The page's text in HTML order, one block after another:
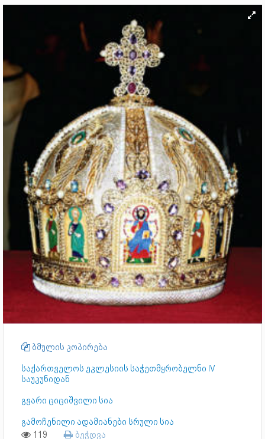
ბმულის კოპირება
საქართველოს ეკლესიის საჭეთმყრობელნი IV
საუკუნიდან
გვარი ციციშვილი სია
გამოჩენილი ადამიანები სრული სია
119 ბეჭდვა